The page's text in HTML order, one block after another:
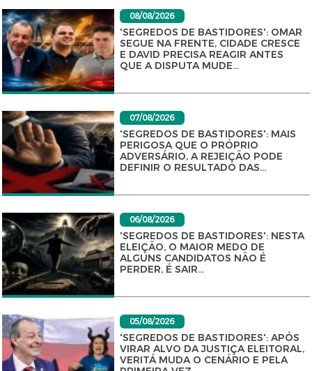
08/08/2026
'SEGREDOS DE BASTIDORES': OMAR
SEGUE NA FRENTE, CIDADE CRESCE
E DAVID PRECISA REAGIR ANTES
QUE A DISPUTA MUDE...
07/08/2026
'SEGREDOS DE BASTIDORES': MAIS
PERIGOSA QUE O PRÓPRIO
ADVERSÁRIO, A REJEIÇÃO PODE
DEFINIR O RESULTADO DAS...
06/08/2026
'SEGREDOS DE BASTIDORES': NESTA
ELEIÇÃO, O MAIOR MEDO DE
ALGUNS CANDIDATOS NÃO É
PERDER, É SAIR...
05/08/2026
'SEGREDOS DE BASTIDORES': APÓS
VIRAR ALVO DA JUSTIÇA ELEITORAL,
VERITÁ MUDA O CENÁRIO E PELA